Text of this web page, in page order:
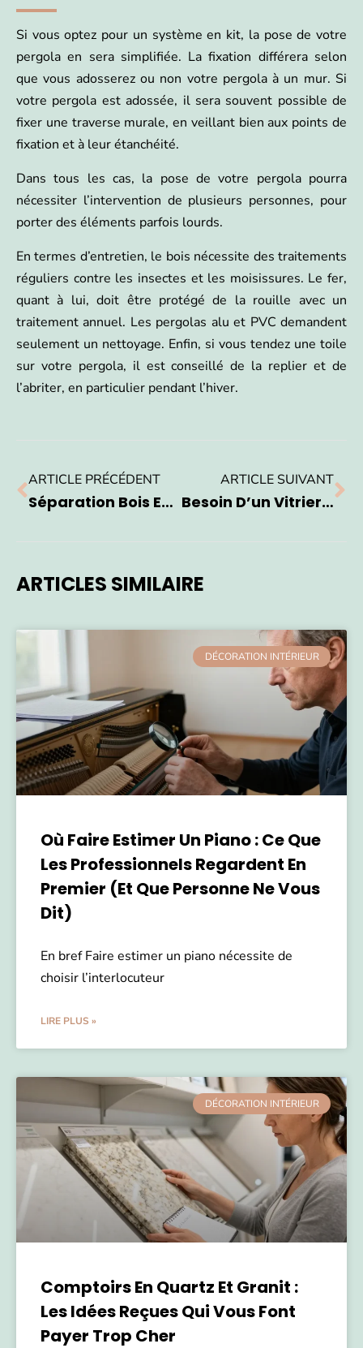
Si vous optez pour un système en kit, la pose de votre
pergola en sera simplifiée. La fixation différera selon
que vous adosserez ou non votre pergola à un mur. Si
votre pergola est adossée, il sera souvent possible de
fixer une traverse murale, en veillant bien aux points de
fixation et à leur étanchéité.
Dans tous les cas, la pose de votre pergola pourra
nécessiter l’intervention de plusieurs personnes, pour
porter des éléments parfois lourds.
En termes d’entretien, le bois nécessite des traitements
réguliers contre les insectes et les moisissures. Le fer,
quant à lui, doit être protégé de la rouille avec un
traitement annuel. Les pergolas alu et PVC demandent
seulement un nettoyage. Enfin, si vous tendez une toile
sur votre pergola, il est conseillé de la replier et de
l’abriter, en particulier pendant l’hiver.
ARTICLE PRÉCÉDENT
Séparation Bois Entrée : Une Meilleure Idées Pour Délimiter Les Espaces
ARTICLE SUIVANT
Besoin D’un Vitrier Pour Remplacer Vos Vitres ?
ARTICLES SIMILAIRE
DÉCORATION INTÉRIEUR
Où Faire Estimer Un Piano : Ce Que
Les Professionnels Regardent En
Premier (et Que Personne Ne Vous
Dit)
En bref Faire estimer un piano nécessite de
choisir l’interlocuteur
LIRE PLUS »
DÉCORATION INTÉRIEUR
Comptoirs En Quartz Et Granit :
Les Idées Reçues Qui Vous Font
Payer Trop Cher